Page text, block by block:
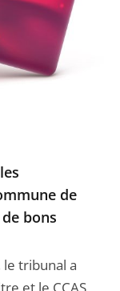
de
bons
le tribunal a
et le CCAS